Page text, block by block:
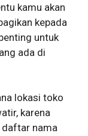
kamu akan
kepada
untuk
ada di
lokasi toko
karena
daftar nama